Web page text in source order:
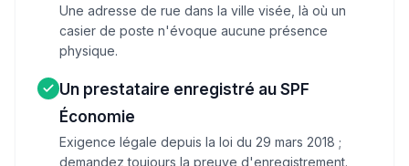
Une adresse de rue dans la ville visée, là où un
casier de poste n'évoque aucune présence
physique.
Un prestataire enregistré au SPF
Économie
Exigence légale depuis la loi du 29 mars 2018 ;
demandez toujours la preuve d'enregistrement.